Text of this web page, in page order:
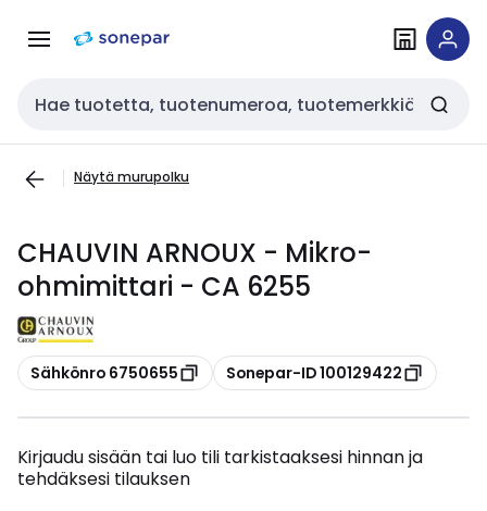
navigointiinsisältöön
Haku
Näytä murupolku
CHAUVIN ARNOUX - Mikro-
ohmimittari - CA 6255
Kopioi
Sähkönro 6750655 Kopioi
Sonepar-ID 100129422
Kirjaudu sisään tai luo tili tarkistaaksesi hinnan ja
tehdäksesi tilauksen